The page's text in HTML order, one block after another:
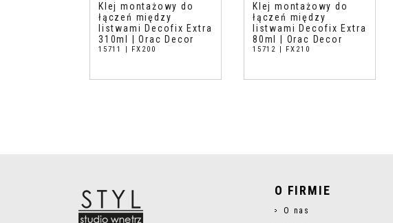
Klej montażowy do
łączeń między
listwami Decofix Extra
310ml | Orac Decor
15711 | FX200
Klej montażowy do
łączeń między
listwami Decofix Extra
80ml | Orac Decor
15712 | FX210
O FIRMIE
O nas